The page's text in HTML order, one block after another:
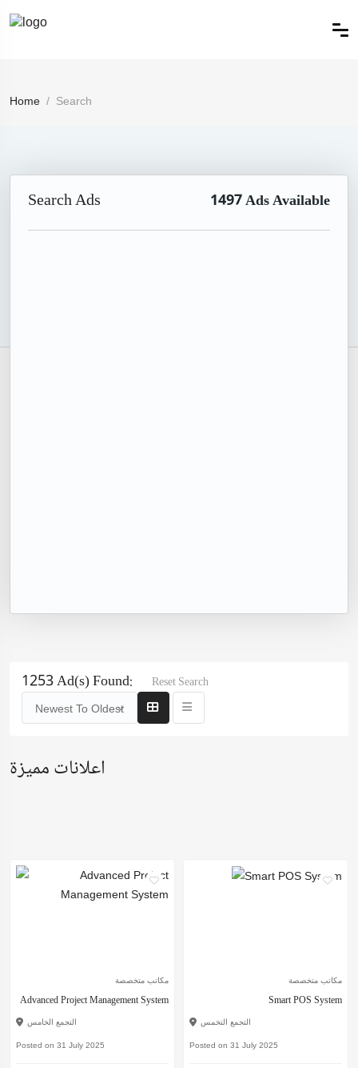
Home Search
Search Ads 1497Ads Available
1253 Ad(s) Found: Reset Search
Newest To Oldest
اعلانات مميزة
مكاتب متخصصة
Advanced Project Management System
التجمع الخامس
Posted on 31 July 2025
مكاتب متخصصة
Smart POS System
التجمع التخمس
Posted on 31 July 2025